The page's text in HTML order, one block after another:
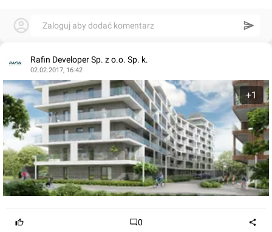
Zaloguj aby dodać komentarz
Rafin Developer Sp. z o.o. Sp. k.
02.02.2017, 16:42
+1
0